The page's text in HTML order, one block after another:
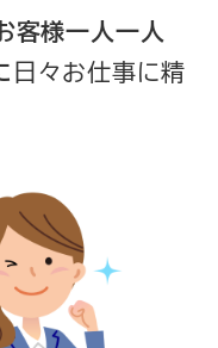
客様一人一人
日々お仕事に精